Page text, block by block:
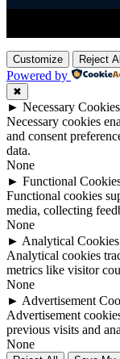
Customize Reject All
Powered by
✖
► Necessary Cookies
Necessary cookies
and consent
data.
None
► Functional
Functional cookies
media, collecting
None
► Analytical Cookies
Analytical cookies
metrics like visitor
None
► Advertisement
Advertisement
previous visits and
None